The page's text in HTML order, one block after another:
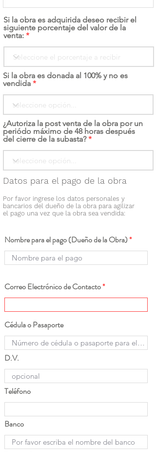
Si la obra es adquirida deseo recibir el
siguiente porcentaje del valor de la
venta:
Si la obra es donada al 100% y no es
vendida
¿Autoriza la post venta de la obra por un
periódo máximo de 48 horas después
del cierre de la subasta?
Datos para el pago de la obra
Por favor ingrese los datos personales y
bancarios del dueño de la obra para agilizar
el pago una vez que la obra sea vendida:
Nombre para el pago (Dueño de la Obra)
Correo Electrónico de Contacto
Cédula o Pasaporte
D.V.
Teléfono
Banco